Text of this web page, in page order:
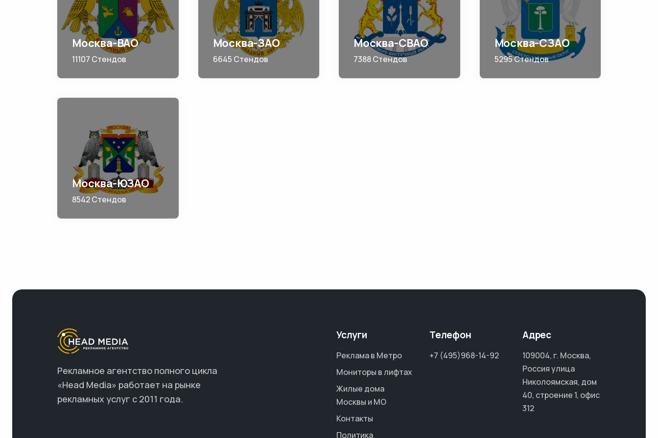
Москва-ВАО
11107 Стендов
Москва-ЗАО
6645 Стендов
Москва-СВАО
7388 Стендов
Москва-СЗАО
5295 Стендов
Москва-ЮЗАО
8542 Стендов
Рекламное агентство полного цикла
«Head Media» работает на рынке
рекламных услуг с 2011 года.
Услуги
Реклама в Метро
Мониторы в лифтах
Жилые дома
Москвы и МО
Контакты
Политика
Телефон
+7 (495)968-14-92
Адрес
109004, г. Москва,
Россия улица
Николоямская, дом
40, строение 1, офис
312